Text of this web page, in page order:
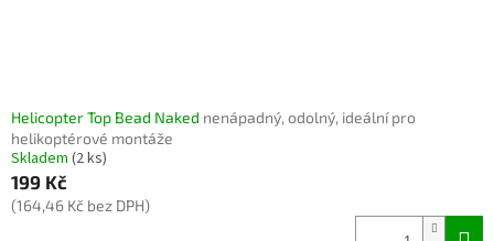
Helicopter Top Bead Naked nenápadný, odolný, ideální pro
helikoptérové montáže
Skladem (2 ks)
199 Kč
(164,46 Kč bez DPH)